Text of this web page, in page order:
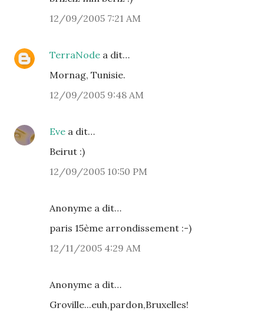
12/09/2005 7:21 AM
TerraNode a dit…
Mornag, Tunisie.
12/09/2005 9:48 AM
Eve a dit…
Beirut :)
12/09/2005 10:50 PM
Anonyme a dit…
paris 15ème arrondissement :-)
12/11/2005 4:29 AM
Anonyme a dit…
Groville...euh,pardon,Bruxelles!